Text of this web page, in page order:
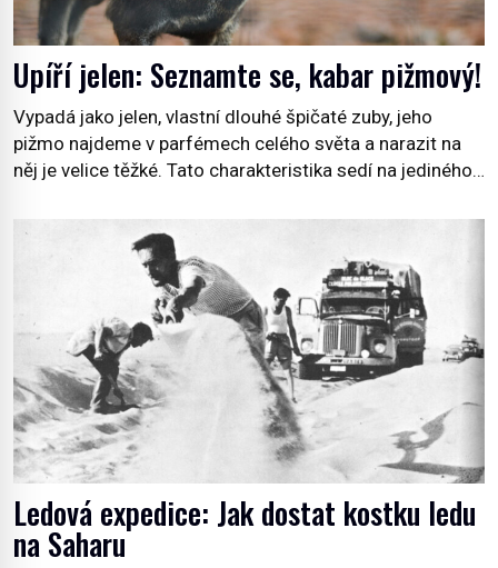
Upíří jelen: Seznamte se, kabar pižmový!
Vypadá jako jelen, vlastní dlouhé špičaté zuby, jeho
pižmo najdeme v parfémech celého světa a narazit na
něj je velice těžké. Tato charakteristika sedí na jediného
jako první popíše švédský botanik Carl Linné (1707–
1778), jenže v Asii o něm ví už celá staletí. Zvíře
připomíná jelena, v kohoutku dosahuje […]
Ledová expedice: Jak dostat kostku ledu
na Saharu